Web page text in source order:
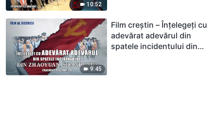
10:52
9:45
Film creștin – Înţelegeţi cu
adevărat adevărul din
spatele incidentului din